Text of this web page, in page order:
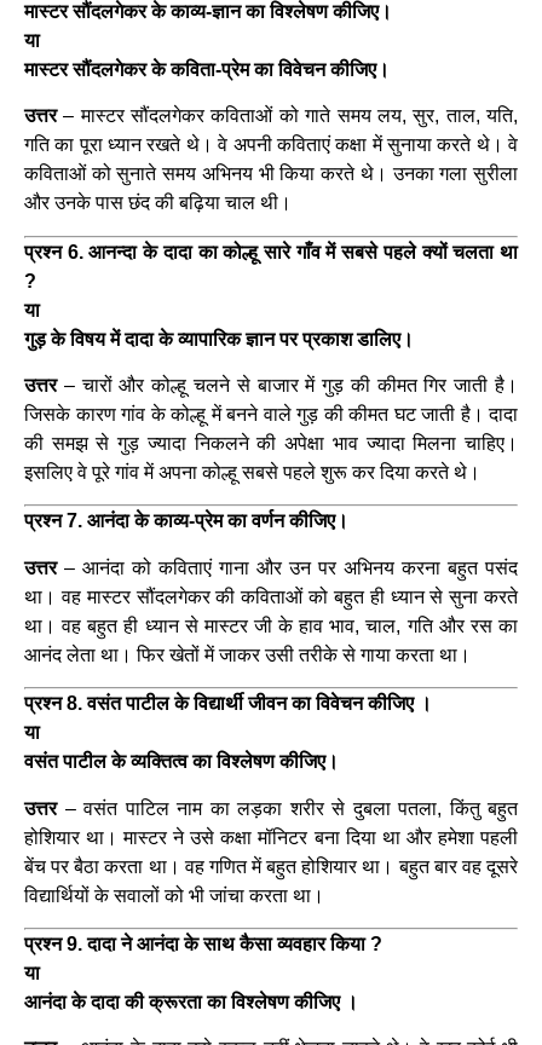
मास्टर सौंदलगेकर के काव्य-ज्ञान का विश्लेषण कीजिए।
या
मास्टर सौंदलगेकर के कविता-प्रेम का विवेचन कीजिए।
उत्तर– मास्टर सौंदलगेकर कविताओं को गाते समय लय, सुर, ताल, यति,
गति का पूरा ध्यान रखते थे। वे अपनी कविताएं कक्षा में सुनाया करते थे। वे
कविताओं को सुनाते समय अभिनय भी किया करते थे। उनका गला सुरीला
और उनके पास छंद की बढ़िया चाल थी।
प्रश्न 6. आनन्दा के दादा का कोल्हू सारे गाँव में सबसे पहले क्यों चलता था
?
या
गुड़ के विषय में दादा के व्यापारिक ज्ञान पर प्रकाश डालिए।
उत्तर – चारों और कोल्हू चलने से बाजार में गुड़ की कीमत गिर जाती है।
जिसके कारण गांव के कोल्हू में बनने वाले गुड़ की कीमत घट जाती है। दादा
की समझ से गुड़ ज्यादा निकलने की अपेक्षा भाव ज्यादा मिलना चाहिए।
इसलिए वे पूरे गांव में अपना कोल्हू सबसे पहले शुरू कर दिया करते थे।
प्रश्न 7. आनंदा के काव्य-प्रेम का वर्णन कीजिए।
उत्तर – आनंदा को कविताएं गाना और उन पर अभिनय करना बहुत पसंद
था। वह मास्टर सौंदलगेकर की कविताओं को बहुत ही ध्यान से सुना करते
था। वह बहुत ही ध्यान से मास्टर जी के हाव भाव, चाल, गति और रस का
आनंद लेता था। फिर खेतों में जाकर उसी तरीके से गाया करता था।
प्रश्न 8. वसंत पाटील के विद्यार्थी जीवन का विवेचन कीजिए ।
या
वसंत पाटील के व्यक्तित्व का विश्लेषण कीजिए।
उत्तर – वसंत पाटिल नाम का लड़का शरीर से दुबला पतला, किंतु बहुत
होशियार था। मास्टर ने उसे कक्षा मॉनिटर बना दिया था और हमेशा पहली
बेंच पर बैठा करता था। वह गणित में बहुत होशियार था। बहुत बार वह दूसरे
विद्यार्थियों के सवालों को भी जांचा करता था।
प्रश्न 9. दादा ने आनंदा के साथ कैसा व्यवहार किया ?
या
आनंदा के दादा की क्रूरता का विश्लेषण कीजिए ।